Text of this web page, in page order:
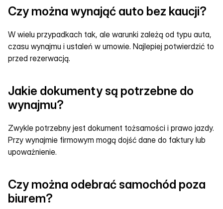
Czy można wynająć auto bez kaucji?
W wielu przypadkach tak, ale warunki zależą od typu auta,
czasu wynajmu i ustaleń w umowie. Najlepiej potwierdzić to
przed rezerwacją.
Jakie dokumenty są potrzebne do
wynajmu?
Zwykle potrzebny jest dokument tożsamości i prawo jazdy.
Przy wynajmie firmowym mogą dojść dane do faktury lub
upoważnienie.
Czy można odebrać samochód poza
biurem?